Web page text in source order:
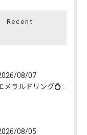
Recent
08/07
08/05